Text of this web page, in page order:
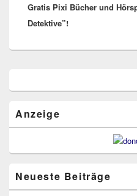
post:
Gratis Pixi Bücher und
Detektive”!
Widget-
Anzeige
Neueste Beiträge